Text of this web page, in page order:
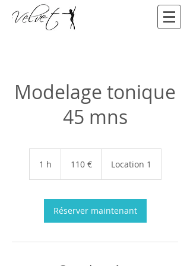
Modelage tonique
45 mns
1 h 110 € Location 1
Réserver maintenant